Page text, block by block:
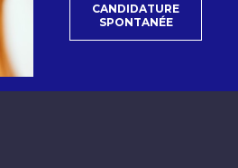
CANDIDATURE
SPONTANÉE(NOUVEL